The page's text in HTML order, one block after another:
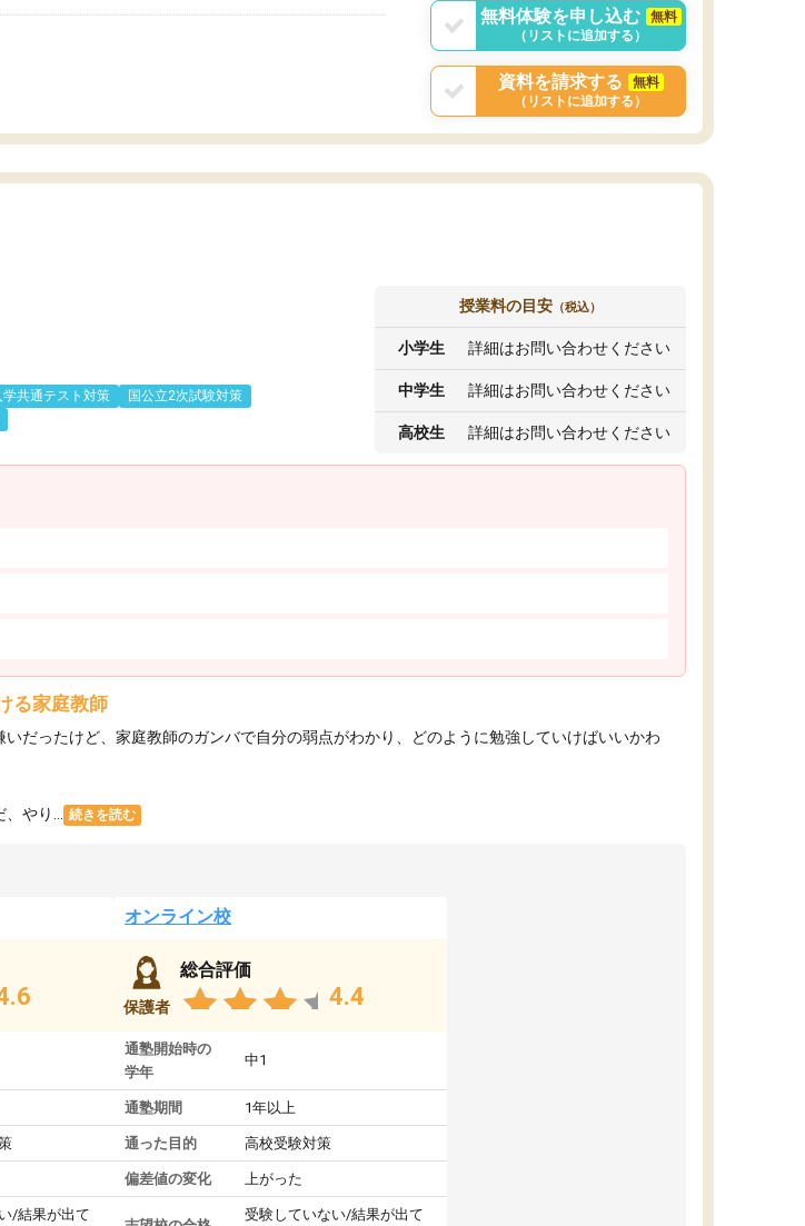
無料体験を申し込む
無料
（リストに追加する）
資料を請求する
無料
（リストに追加する）
学共通テスト対策
国公立2次試験対策
授業料の目安 （税込）
小学生 詳細はお問い合わせください
中学生 詳細はお問い合わせください
高校生 詳細はお問い合わせください
る家庭教師
だったけど、家庭教師のガンバで自分の弱点がわかり、どのように勉強していけばいいかわ
やり... 続きを読む
/結果が出て
オンライン校
保護者
総合評価
4.4
通塾開始時の
学年
中1
通塾期間 1年以上
通った目的 高校受験対策
偏差値の変化 上がった
受験していない/結果が出て